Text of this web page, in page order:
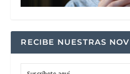
RECIBE NUESTRAS